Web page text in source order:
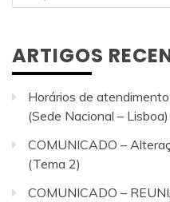
por:
ARTIGOS
Horários de
(Sede Nacional – Lisboa)
COMUNICADO –
(Tema 2)
COMUNICADO –